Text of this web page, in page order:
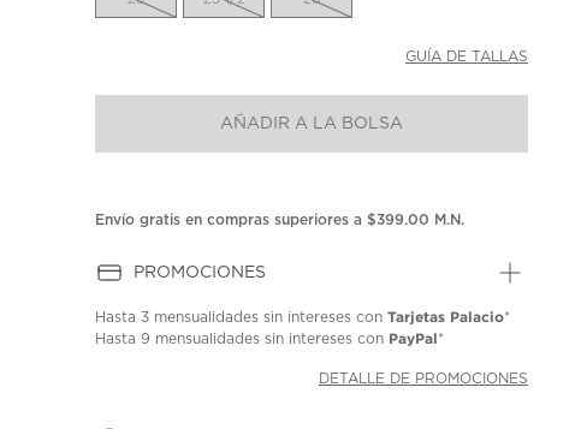
GUÍA DE TALLAS
AÑADIR A LA BOLSA
Envío gratis en compras superiores a $399.00 M.N.
PROMOCIONES
Hasta 3 mensualidades sin intereses conTarjetas Palacio*
Hasta9 mensualidades sin intereses con PayPal*
DETALLE DE PROMOCIONES